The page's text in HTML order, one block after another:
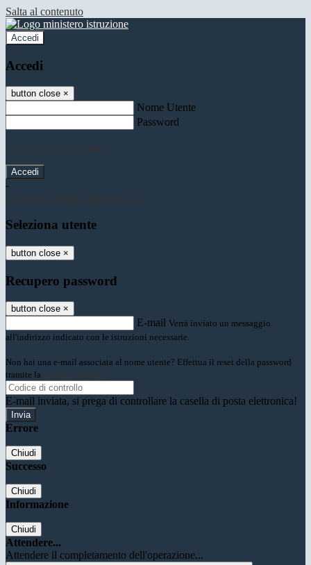
Salta al contenuto
Accedi
Accedi
button close ×
Nome Utente
Password
-
Seleziona utente
button close ×
Recupero password
button close ×
E-mail Verrà inviato un messaggio
all'indirizzo indicato con le istruzioni necessarie.
Non hai una e-mail associata al nome utente? Effettua il reset della password
tramite la
E-mail inviata, si prega di controllare la casella di posta elettronica!
Errore
Chiudi
Successo
Chiudi
Informazione
Chiudi
Attendere...
Attendere il completamento dell'operazione...